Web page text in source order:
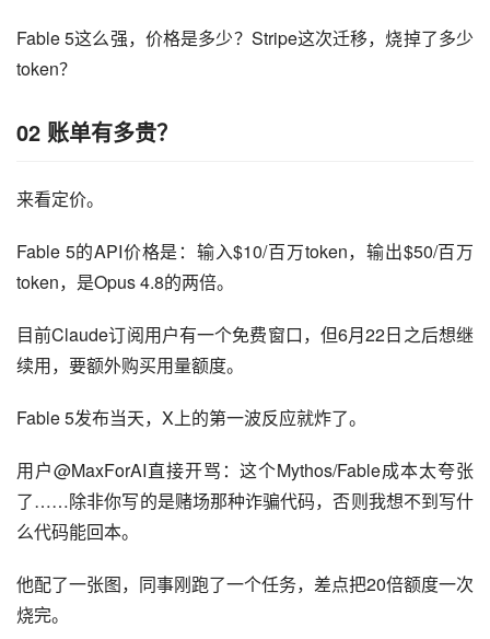
Fable 5这么强，价格是多少？Stripe这次迁移，烧掉了多少
token？
02 账单有多贵？
来看定价。
Fable 5的API价格是：输入$10/百万token，输出$50/百万
token，是Opus 4.8的两倍。
目前Claude订阅用户有一个免费窗口，但6月22日之后想继
续用，要额外购买用量额度。
Fable 5发布当天，X上的第一波反应就炸了。
用户@MaxForAI直接开骂：这个Mythos/Fable成本太夸张
了……除非你写的是赌场那种诈骗代码，否则我想不到写什
么代码能回本。
他配了一张图，同事刚跑了一个任务，差点把20倍额度一次
烧完。